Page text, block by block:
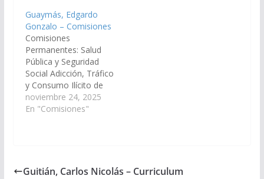
Guaymás, Edgardo
Gonzalo – Comisiones
Comisiones
Permanentes: Salud
Pública y Seguridad
Social Adicción, Tráfico
y Consumo Ilícito de
Drogas Derechos
Humanos y Asuntos
noviembre 24, 2025
En "Comisiones"
Guitián, Carlos Nicolás – Curriculum